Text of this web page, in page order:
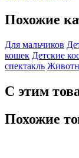
Похожие
Для мальчиков
кошек Детские
спектакль
С этим
Похожие